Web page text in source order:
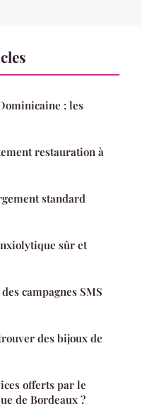
: les
restauration à
standard
sûr et
campagnes SMS
des bijoux de
offerts par le
de Bordeaux ?